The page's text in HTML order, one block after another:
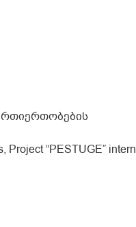
“PESTUGE” intern